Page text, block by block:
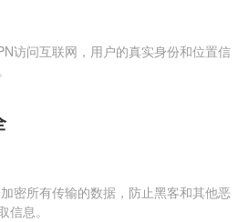
访问互联网，用户的真实身份和位置信
密所有传输的数据，防止黑客和其他恶
信息。